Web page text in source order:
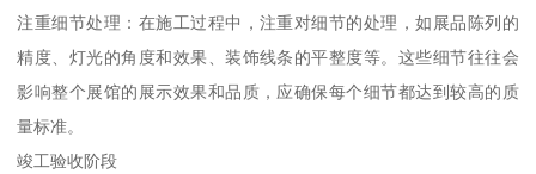
注重细节处理：在施工过程中，注重对细节的处理，如展品陈列的
精度、灯光的角度和效果、装饰线条的平整度等。这些细节往往会
影响整个展馆的展示效果和品质，应确保每个细节都达到较高的质
量标准。
竣工验收阶段